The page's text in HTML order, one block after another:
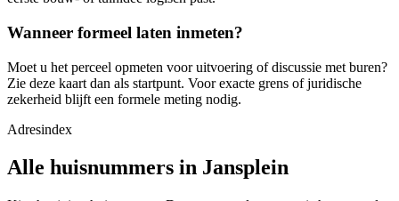
Wanneer formeel laten inmeten?
Moet u het perceel opmeten voor uitvoering of discussie met buren?
Zie deze kaart dan als startpunt. Voor exacte grens of juridische
zekerheid blijft een formele meting nodig.
Adresindex
Alle huisnummers in Jansplein